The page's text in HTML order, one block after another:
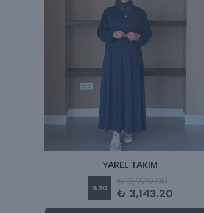
YAREL TAKIM
%20
₺ 3,929.00
₺ 3,143.20